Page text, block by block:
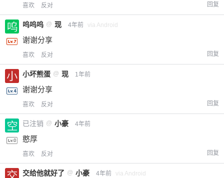
喜欢 反对 回复
呜呜呜 @ 现 4年前 via Android
谢谢分享
喜欢 反对 回复
小坏熊蛋 @ 现 1年前
谢谢分享
喜欢 反对 回复
已注销 @ 小豪 4年前
憨厚
喜欢 反对 回复
交给他就好了 @ 小豪 4年前 via Android